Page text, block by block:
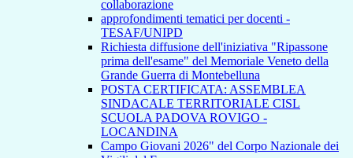
collaborazione
approfondimenti tematici per docenti -
TESAF/UNIPD
Richiesta diffusione dell'iniziativa "Ripassone
prima dell'esame" del Memoriale Veneto della
Grande Guerra di Montebelluna
POSTA CERTIFICATA: ASSEMBLEA
SINDACALE TERRITORIALE CISL
SCUOLA PADOVA ROVIGO -
LOCANDINA
Campo Giovani 2026" del Corpo Nazionale dei